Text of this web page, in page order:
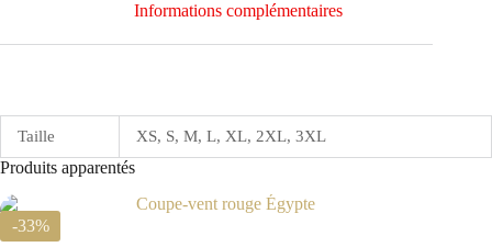
Informations complémentaires
Taille XS, S, M, L, XL, 2XL, 3XL
Produits apparentés
-33%